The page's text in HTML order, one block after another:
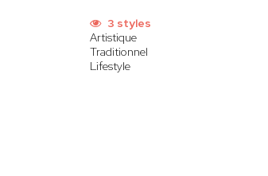
3 styles
Artistique
Traditionnel
Lifestyle